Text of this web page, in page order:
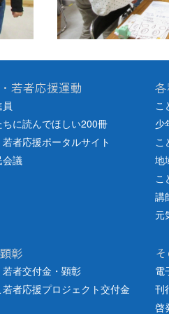
若者応援運動
ちに読んでほしい200冊
若者応援ポータルサイト
議
こ
少
こ
地
こ
講
元
彰
若者交付金・顕彰
若者応援プロジェクト交付金
電
刊
啓